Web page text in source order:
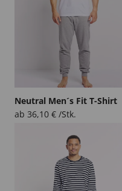
Neutral Men´s Fit T-Shirt
ab 36,10 € /Stk.